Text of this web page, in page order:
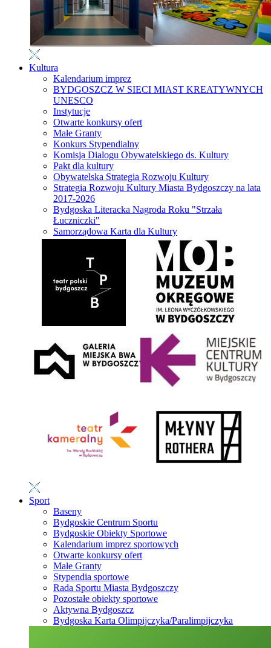
Kultura
Kalendarium imprez
BYDGOSZCZ W SIECI MIAST KREATYWNYCH
UNESCO
Instytucje
Otwarte konkursy ofert
Małe Granty
Konkurs Stypendialny
Komisja Dialogu Obywatelskiego ds. Kultury
Pakt dla kultury
Obywatelska Strategia Rozwoju Kultury
Strategia Rozwoju Kultury Miasta Bydgoszczy na lata
2017-2026
Bydgoska Literacka Nagroda Roku "Strzała
Łuczniczki"
Samorządowa Karta dla Kultury
Sport
Baseny
Bydgoskie Centrum Sportu
Bydgoskie Obiekty Sportowe
Kalendarium imprez sportowych
Otwarte konkursy ofert
Małe Granty
Stypendia sportowe
Rada Sportu Miasta Bydgoszczy
Pozostałe obiekty sportowe
Aktywna Bydgoszcz
Bydgoska Karta Olimpijczyka/Paralimpijczyka